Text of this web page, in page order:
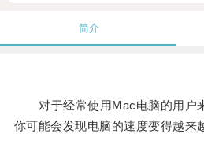
简介
对于经常使用Mac电脑的用户来
你可能会发现电脑的速度变得越来